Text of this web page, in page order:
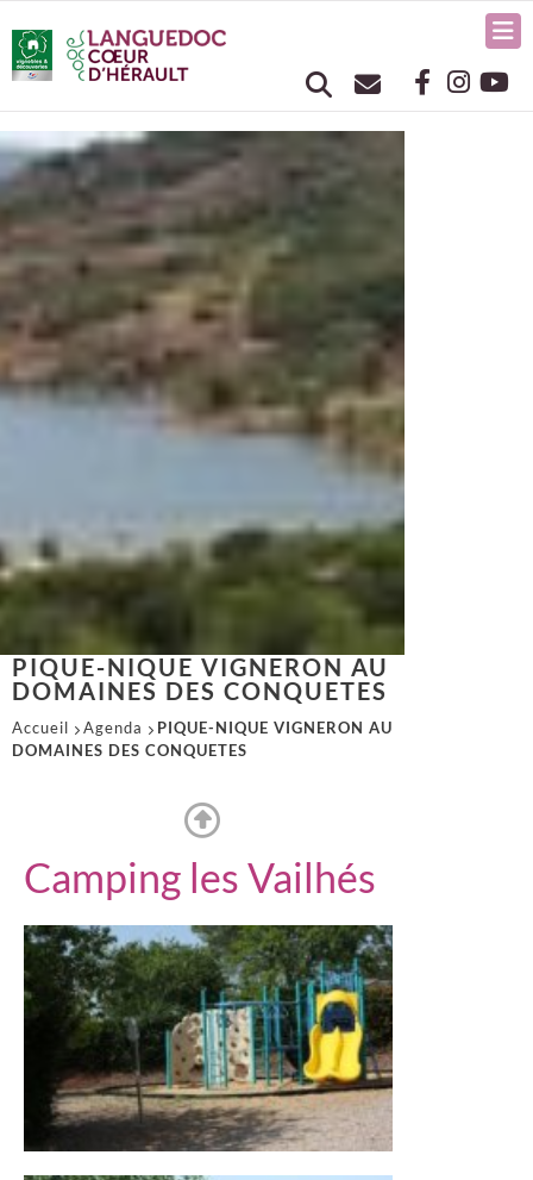
PIQUE-NIQUE VIGNERON AU
DOMAINES DES CONQUETES
Accueil Agenda
PIQUE-NIQUE VIGNERON AU
DOMAINES DES CONQUETES
Camping les Vailhés